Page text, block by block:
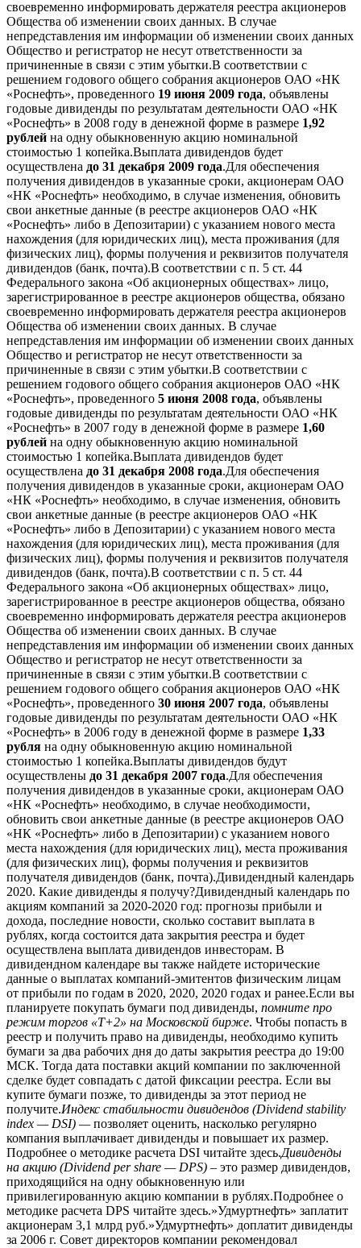
своевременно информировать держателя реестра акционеров
Общества об изменении своих данных. В случае
непредставления им информации об изменении своих данных
Общество и регистратор не несут ответственности за
причиненные в связи с этим убытки.В соответствии с
решением годового общего собрания акционеров ОАО «НК
«Роснефть», проведенного 19 июня 2009 года, объявлены
годовые дивиденды по результатам деятельности ОАО «НК
«Роснефть» в 2008 году в денежной форме в размере 1,92
рублей на одну обыкновенную акцию номинальной
стоимостью 1 копейка.Выплата дивидендов будет
осуществлена до 31 декабря 2009 года.Для обеспечения
получения дивидендов в указанные сроки, акционерам ОАО
«НК «Роснефть» необходимо, в случае изменения, обновить
свои анкетные данные (в реестре акционеров ОАО «НК
«Роснефть» либо в Депозитарии) с указанием нового места
нахождения (для юридических лиц), места проживания (для
физических лиц), формы получения и реквизитов получателя
дивидендов (банк, почта).В соответствии с п. 5 ст. 44
Федерального закона «Об акционерных обществах» лицо,
зарегистрированное в реестре акционеров общества, обязано
своевременно информировать держателя реестра акционеров
Общества об изменении своих данных. В случае
непредставления им информации об изменении своих данных
Общество и регистратор не несут ответственности за
причиненные в связи с этим убытки.В соответствии с
решением годового общего собрания акционеров ОАО «НК
«Роснефть», проведенного 5 июня 2008 года, объявлены
годовые дивиденды по результатам деятельности ОАО «НК
«Роснефть» в 2007 году в денежной форме в размере 1,60
рублей на одну обыкновенную акцию номинальной
стоимостью 1 копейка.Выплата дивидендов будет
осуществлена до 31 декабря 2008 года.Для обеспечения
получения дивидендов в указанные сроки, акционерам ОАО
«НК «Роснефть» необходимо, в случае изменения, обновить
свои анкетные данные (в реестре акционеров ОАО «НК
«Роснефть» либо в Депозитарии) с указанием нового места
нахождения (для юридических лиц), места проживания (для
физических лиц), формы получения и реквизитов получателя
дивидендов (банк, почта).В соответствии с п. 5 ст. 44
Федерального закона «Об акционерных обществах» лицо,
зарегистрированное в реестре акционеров общества, обязано
своевременно информировать держателя реестра акционеров
Общества об изменении своих данных. В случае
непредставления им информации об изменении своих данных
Общество и регистратор не несут ответственности за
причиненные в связи с этим убытки.В соответствии с
решением годового общего собрания акционеров ОАО «НК
«Роснефть», проведенного 30 июня 2007 года, объявлены
годовые дивиденды по результатам деятельности ОАО «НК
«Роснефть» в 2006 году в денежной форме в размере 1,33
рубля на одну обыкновенную акцию номинальной
стоимостью 1 копейка.Выплаты дивидендов будут
осуществлены до 31 декабря 2007 года.Для обеспечения
получения дивидендов в указанные сроки, акционерам ОАО
«НК «Роснефть» необходимо, в случае необходимости,
обновить свои анкетные данные (в реестре акционеров ОАО
«НК «Роснефть» либо в Депозитарии) с указанием нового
места нахождения (для юридических лиц), места проживания
(для физических лиц), формы получения и реквизитов
получателя дивидендов (банк, почта).Дивидендный календарь
2020. Какие дивиденды я получу?Дивидендный календарь по
акциям компаний за 2020-2020 год: прогнозы прибыли и
дохода, последние новости, сколько составит выплата в
рублях, когда состоится дата закрытия реестра и будет
осуществлена выплата дивидендов инвесторам. В
дивидендном календаре вы также найдете исторические
данные о выплатах компаний-эмитентов физическим лицам
от прибыли по годам в 2020, 2020, 2020 годах и ранее.Если вы
планируете покупать бумаги под дивиденды, помните про
режим торгов «Т+2» на Московской бирже. Чтобы попасть в
реестр и получить право на дивиденды, необходимо купить
бумаги за два рабочих дня до даты закрытия реестра до 19:00
МСК. Тогда дата поставки акций компании по заключенной
сделке будет совпадать с датой фиксации реестра. Если вы
купите бумаги позже, то дивиденды за этот период не
получите.Индекс стабильности дивидендов (Dividend stability
index — DSI) —позволяет оценить, насколько регулярно
компания выплачивает дивиденды и повышает их размер.
Подробнее о методике расчета DSI читайте здесь.Дивиденды
на акцию (Dividend per share — DPS) – это размер дивидендов,
приходящийся на одну обыкновенную или
привилегированную акцию компании в рублях.Подробнее о
методике расчета DPS читайте здесь.»Удмуртнефть» заплатит
акционерам 3,1 млрд руб.»Удмуртнефть» доплатит дивиденды
за 2006 г. Совет директоров компании рекомендовал